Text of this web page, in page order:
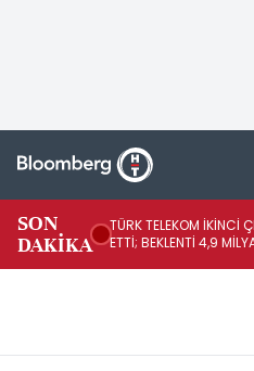
SON
DAKİKA
TÜRK TELEKOM İKİNCİ
ETTİ; BEKLENTİ 4,9